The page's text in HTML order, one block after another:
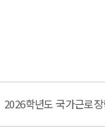
2026학년도 국가근로